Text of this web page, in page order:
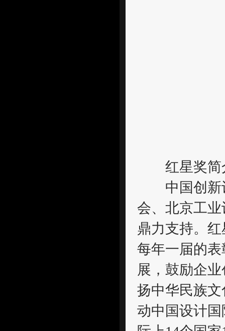
红星奖简
中国创新设
会、北京工
鼎力支持。
每年一届的
展，鼓励企
扬中华民族
动中国设计